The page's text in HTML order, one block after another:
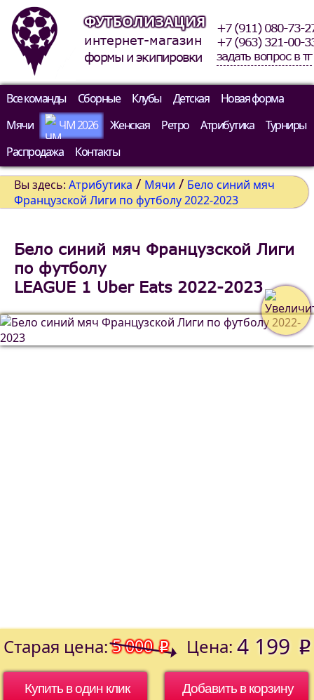
ФУТБОЛИЗАЦИЯ
интернет-магазин
формы и экипировки
+7 (911) 080-73-
+7 (963) 321-00-
задать вопрос в тг
Все команды Сборные Клубы Детская
Новая форма
Мячи
ЧМ 2026 Женская Ретро Атрибутика
Турниры
Распродажа
Контакты
Вы здесь: Атрибутика / Мячи / Бело синий мяч
Французской Лиги по футболу 2022-2023
Бело синий мяч Французской Лиги
по футболу
LEAGUE 1 Uber Eats 2022-2023
Старая цена: 5 000o Цена: 4 199 o
Купить в один клик